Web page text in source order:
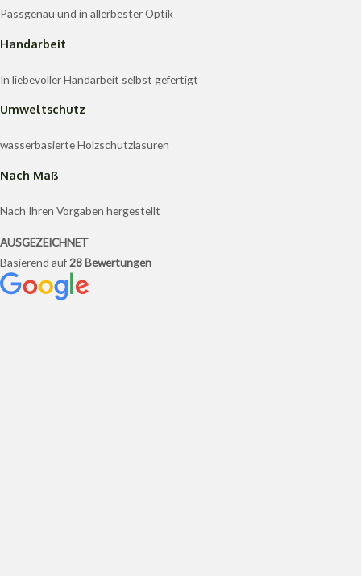
Passgenau und in allerbester Optik
Handarbeit
In liebevoller Handarbeit selbst gefertigt
Umweltschutz
wasserbasierte Holzschutzlasuren
Nach Maß
Nach Ihren Vorgaben hergestellt
AUSGEZEICHNET
Basierend auf 28 Bewertungen